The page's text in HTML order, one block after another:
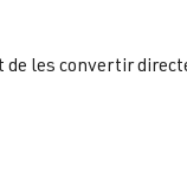
de les convertir